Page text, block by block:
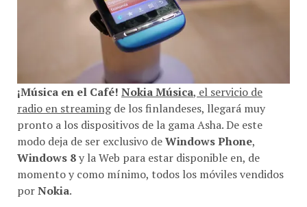
¡Música en el Café!Nokia Música, el servicio de
radio en streaming
de los finlandeses, llegará muy
pronto a los dispositivos de la gama Asha. De este
modo deja de ser exclusivo de Windows Phone
Windows 8 y la Web para estar disponible en, de
momento y como mínimo, todos los móviles vendidos
Nokia .